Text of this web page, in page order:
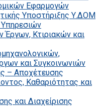
Εφαρμογών
Υποστήριξης Υ.ΔΟΜ
Υπηρεσιών
Έργων, Κτιριακών και
και Συγκοινωνιών
– Αποχέτευσης
Καθαριότητας και
και Διαχείρισης